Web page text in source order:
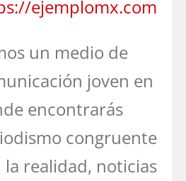
ejemplomx.com
un medio de
joven en
encontrarás
congruente
la realidad, noticias